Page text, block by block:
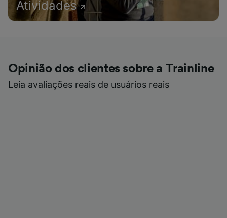
Atividades
Opinião dos clientes sobre a Trainline
Leia avaliações reais de usuários reais